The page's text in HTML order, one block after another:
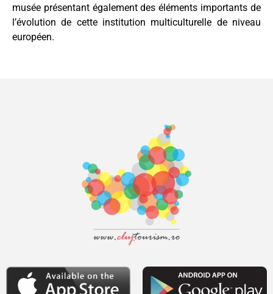
musée présentant également des éléments importants de
l’évolution de cette institution multiculturelle de niveau
européen.